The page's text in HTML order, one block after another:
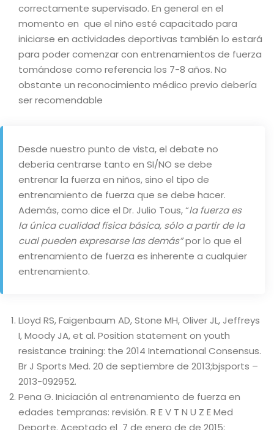
correctamente supervisado. En general en el
momento en que el niño esté capacitado para
iniciarse en actividades deportivas también lo estará
para poder comenzar con entrenamientos de fuerza
tomándose como referencia los 7-8 años. No
obstante un reconocimiento médico previo debería
ser recomendable
Desde nuestro punto de vista, el debate no
debería centrarse tanto en SI/NO se debe
entrenar la fuerza en niños, sino el tipo de
entrenamiento de fuerza que se debe hacer.
Además, como dice el Dr. Julio Tous, “la fuerza es
la única cualidad física básica, sólo a partir de la
cual pueden expresarse las demás”por lo que el
entrenamiento de fuerza es inherente a cualquier
entrenamiento.
Lloyd RS, Faigenbaum AD, Stone MH, Oliver JL, Jeffreys
I, Moody JA, et al. Position statement on youth
resistance training: the 2014 International Consensus.
Br J Sports Med. 20 de septiembre de 2013;bjsports –
2013-092952.
Pena G. Iniciación al entrenamiento de fuerza en
edades tempranas: revisión. R E V T N U Z E Med
Deporte. Aceptado el 7 de enero de de 2015;